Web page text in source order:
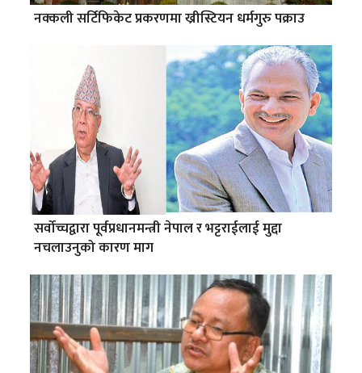
नक्कली सर्टिफिकेट प्रकरणमा ख्रीस्टियन धर्मगुरु पक्राउ
सर्वोच्चद्वारा पूर्वप्रधानमन्त्री नेपाल र भट्टराईलाई मुद्दा
नचलाउनुको कारण माग